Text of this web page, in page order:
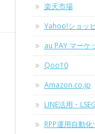
楽天市場
Yahoo!ショッ
au PAY マーケ
Qoo10
Amazon.co.jp
LINE活用・LSEG
RPP運用自動化